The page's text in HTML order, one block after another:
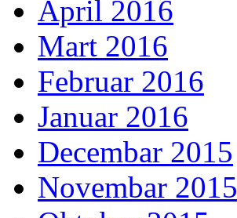
April 2016
Mart 2016
Februar 2016
Januar 2016
Decembar 2015
Novembar 2015